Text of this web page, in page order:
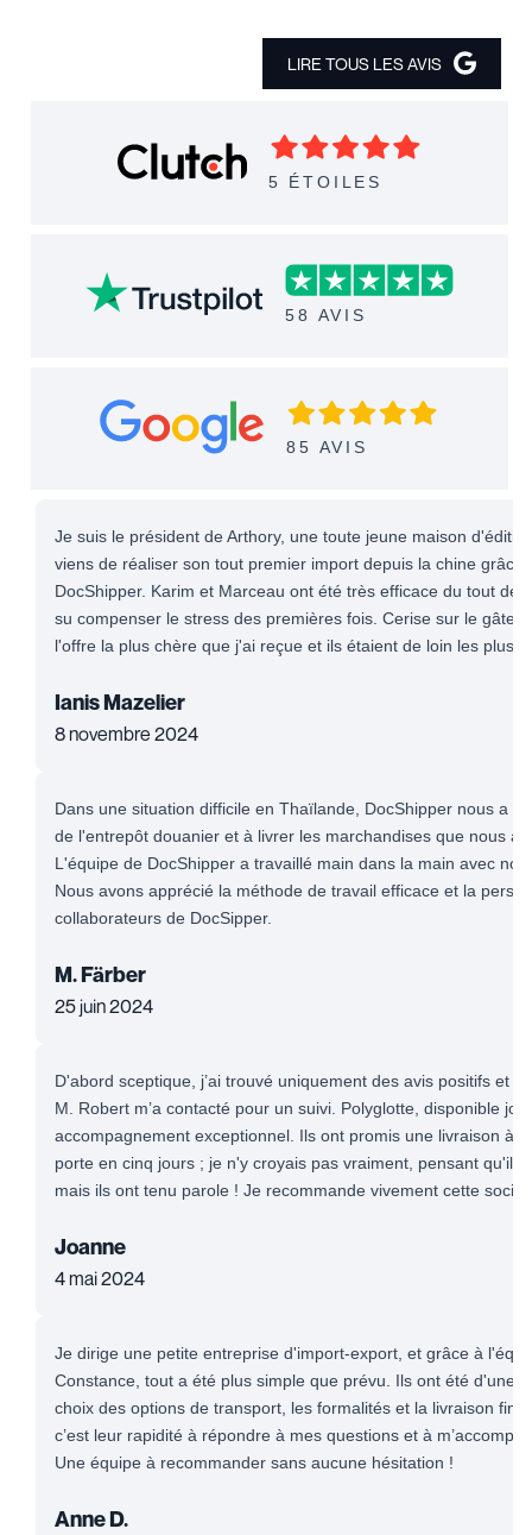
LIRE TOUS LES AVIS
5 ÉTOILES
58 AVIS
85 AVIS
Je suis le président de Arthory, une toute jeune maison
viens de réaliser son tout premier import depuis la chine grâce
DocShipper. Karim et Marceau ont été très efficace du tout
su compenser le stress des premières fois. Cerise sur le
l'offre la plus chère que j'ai reçue et ils étaient de loin les plus
Ianis Mazelier
8 novembre 2024
Dans une situation difficile en Thaïlande, DocShipper nous a
de l'entrepôt douanier et à livrer les marchandises que nous
L'équipe de DocShipper a travaillé main dans la main avec
Nous avons apprécié la méthode de travail efficace et la
collaborateurs de DocSipper.
M. Färber
25 juin 2024
D'abord sceptique, j’ai trouvé uniquement des avis positifs et
M. Robert m’a contacté pour un suivi. Polyglotte, disponible
accompagnement exceptionnel. Ils ont promis une livraison à
porte en cinq jours ; je n'y croyais pas vraiment, pensant qu'il
mais ils ont tenu parole ! Je recommande vivement cette
Joanne
4 mai 2024
Je dirige une petite entreprise d'import-export, et grâce à
Constance, tout a été plus simple que prévu. Ils ont été d'une
choix des options de transport, les formalités et la livraison
c’est leur rapidité à répondre à mes questions et à
Une équipe à recommander sans aucune hésitation !
Anne D.